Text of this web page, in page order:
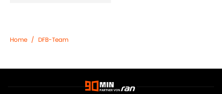
Home / DFB-Team